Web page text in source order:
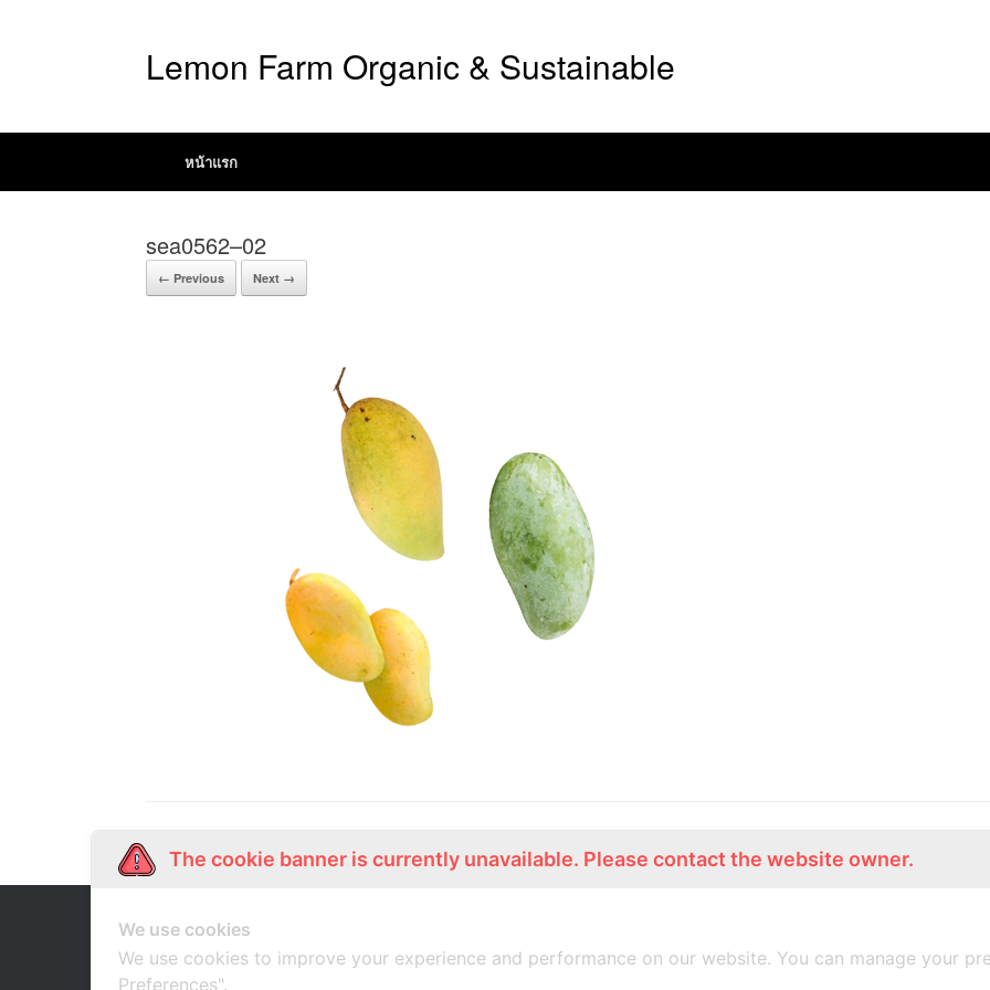
Lemon Farm Organic & Sustainable
หน้าแรก
sea0562–02
← Previous Next →
Our Story
เกี่ยวกับเรา ช้อปออนไลน์ สมัครงาน ร้านอาหารอินทรีย์
The cookie banner is currently unavailable. Please contact the website owner.
We use cookies
We use cookies to improve your experience and performance on our website. You can manage your
Preferences".